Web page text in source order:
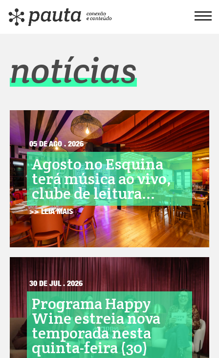
notícias
05 DE AGO . 2026
Agosto no Esquina
terá música ao vivo,
clube de leitura...
>> LEIA MAIS
30 DE JUL . 2026
Programa Happy
Wine estreia nova
temporada nesta
quinta-feira (30)